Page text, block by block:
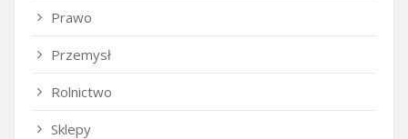
Prawo
Przemysł
Rolnictwo
Sklepy